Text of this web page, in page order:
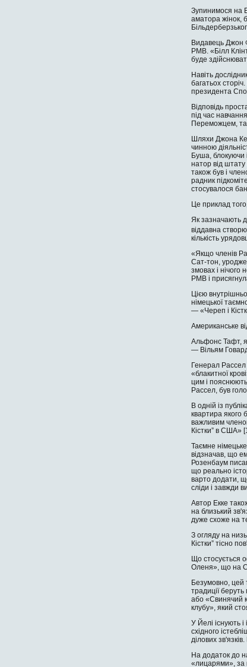
Зупинимося на
аматора жінок,
Видавець Джон
РМВ. «Білл
буде
Навіть
багатьох
президента
Відповідь
під час
Переможцем,
Шляхи Джона
чинною
Буша, блокуючи
натор від
також був і
радник
стосувалося
Це приклад
Як зазначають
віддавна
кількість
«Якщо членів
Сат-тон,
змовах і
РМВ і
Цією
німецької
— «Череп і
Американське
Альфонс Тафт,
— Вільям
Генерал
«блакитної
цим і пояснюють
Рассел, був
В одній із
квартира якого
важливим
Кістки” в США»
Таємне
відзначав, що
Розенбаум
що реально
вар­то додати,
сліди і завжди
Автор Екке
на близький
дуже схоже на
З огляду на
Кістки” тісно
Що стосується
Оленя», що на
Безумовно, цей
традиції
або «Свинячий
клубу», який
У Йелі існують
східного
ділових
На додаток до
«лицарями», за